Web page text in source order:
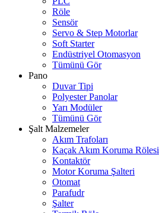
Röle
Sensör
Servo & Step Motorlar
Soft Starter
Endüstriyel Otomasyon
Tümünü Gör
Pano
Duvar Tipi
Polyester Panolar
Yarı Modüler
Tümünü Gör
Şalt Malzemeler
Akım Trafoları
Kaçak Akım Koruma Rölesi
Kontaktör
Motor Koruma Şalteri
Otomat
Parafudr
Şalter